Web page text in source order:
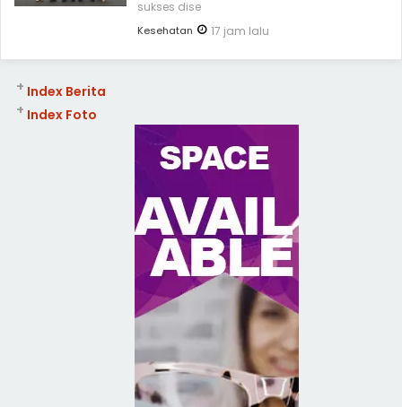
sukses dise
Kesehatan 17 jam lalu
Index Berita
+
Index Foto
+